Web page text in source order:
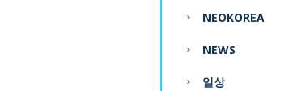
NEOKOREA
NEWS
일상